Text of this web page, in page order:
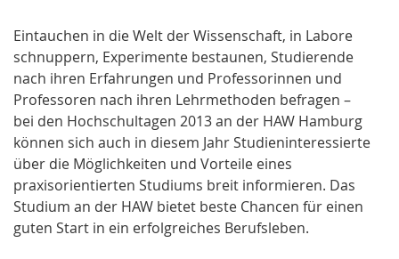
Eintauchen in die Welt der Wissenschaft, in Labore
schnuppern, Experimente bestaunen, Studierende
nach ihren Erfahrungen und Professorinnen und
Professoren nach ihren Lehrmethoden befragen –
bei den Hochschultagen 2013 an der HAW Hamburg
können sich auch in diesem Jahr Studieninteressierte
über die Möglichkeiten und Vorteile eines
praxisorientierten Studiums breit informieren. Das
Studium an der HAW bietet beste Chancen für einen
guten Start in ein erfolgreiches Berufsleben.